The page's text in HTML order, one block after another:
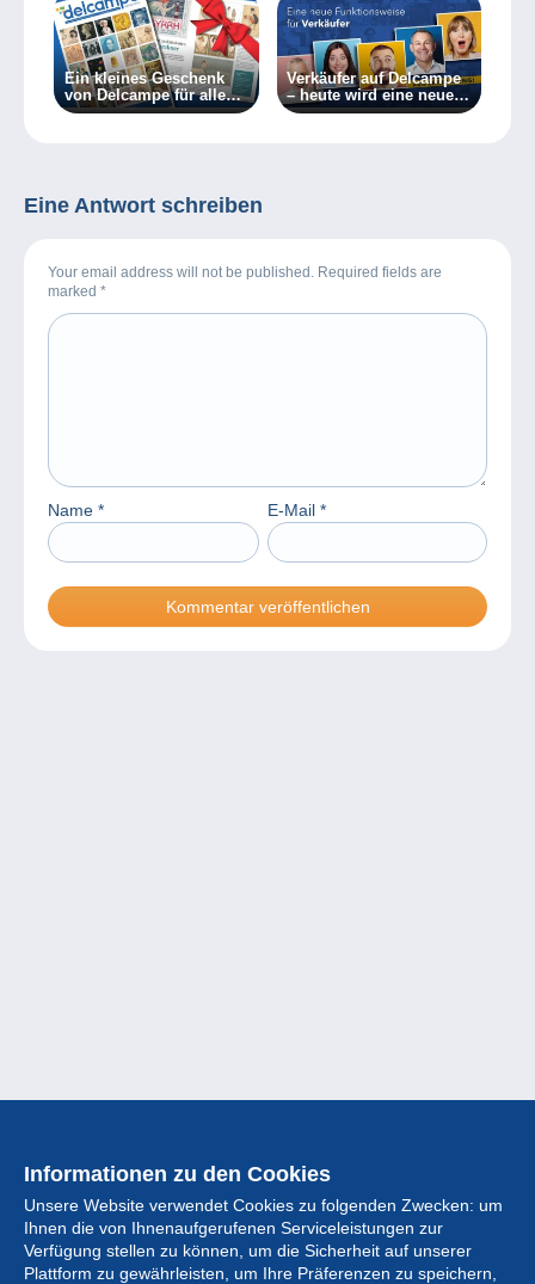
Ein kleines Geschenk
von Delcampe für alle
Sammler
Verkäufer auf Delcampe
– heute wird eine neue
Funktionsweise
Eine Antwort schreiben
Your email address will not be published. Required fields are
marked *
Name * E-Mail *
Informationen zu den Cookies
Unsere Website verwendet Cookies zu folgenden Zwecken: um
Ihnen die von Ihnenaufgerufenen Serviceleistungen zur
Verfügung stellen zu können, um die Sicherheit auf unserer
Plattform zu gewährleisten, um Ihre Präferenzen zu speichern,